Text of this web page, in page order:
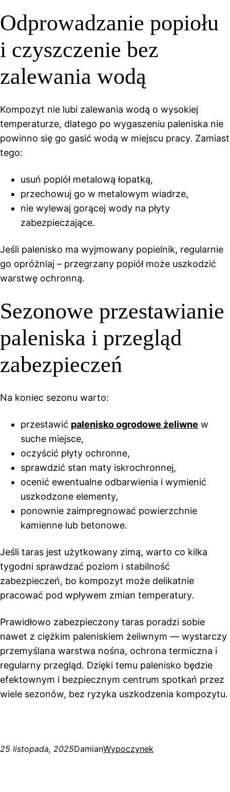
Odprowadzanie popiołu
i czyszczenie bez
zalewania wodą
Kompozyt nie lubi zalewania wodą o wysokiej
temperaturze, dlatego po wygaszeniu paleniska nie
powinno się go gasić wodą w miejscu pracy. Zamiast
tego:
usuń popiół metalową łopatką,
przechowuj go w metalowym wiadrze,
nie wylewaj gorącej wody na płyty
zabezpieczające.
Jeśli palenisko ma wyjmowany popielnik, regularnie
go opróżniaj – przegrzany popiół może uszkodzić
warstwę ochronną.
Sezonowe przestawianie
paleniska i przegląd
zabezpieczeń
Na koniec sezonu warto:
przestawić palenisko ogrodowe żeliwne w
suche miejsce,
oczyścić płyty ochronne,
sprawdzić stan maty iskrochronnej,
ocenić ewentualne odbarwienia i wymienić
uszkodzone elementy,
ponownie zaimpregnować powierzchnie
kamienne lub betonowe.
Jeśli taras jest użytkowany zimą, warto co kilka
tygodni sprawdzać poziom i stabilność
zabezpieczeń, bo kompozyt może delikatnie
pracować pod wpływem zmian temperatury.
Prawidłowo zabezpieczony taras poradzi sobie
nawet z ciężkim paleniskiem żeliwnym — wystarczy
przemyślana warstwa nośna, ochrona termiczna i
regularny przegląd. Dzięki temu palenisko będzie
efektownym i bezpiecznym centrum spotkań przez
wiele sezonów, bez ryzyka uszkodzenia kompozytu.
25 listopada, 2025DamianWypoczynek